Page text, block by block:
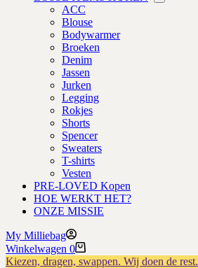
ACC
Blouse
Bodywarmer
Broeken
Denim
Jassen
Jurken
Legging
Rokjes
Shorts
Spencer
Sweaters
T-shirts
Vesten
PRE-LOVED Kopen
HOE WERKT HET?
ONZE MISSIE
My Milliebag
Winkelwagen 0
Kiezen, dragen, swappen. Wij doen de rest.